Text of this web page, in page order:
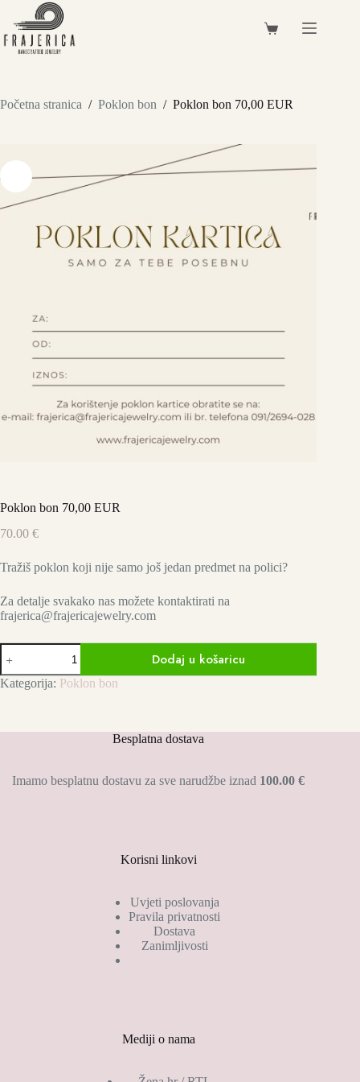
Preskoči
sadržaj
Košarica
Početna stranica / Poklon bon / Poklon bon 70,00 EUR
Poklon bon 70,00 EUR
70.00 €
Tražiš poklon koji nije samo još jedan predmet na polici?
Za detalje svakako nas možete kontaktirati na
frajerica@frajericajewelry.com
Poklon
bon
70,00
EUR
Dodaj u košaricu
Kategorija: Poklon bon
Besplatna dostava
Imamo besplatnu dostavu za sve narudžbe iznad 100.00 €
Korisni linkovi
Uvjeti poslovanja
Pravila privatnosti
Dostava
Zanimljivosti
Mediji o nama